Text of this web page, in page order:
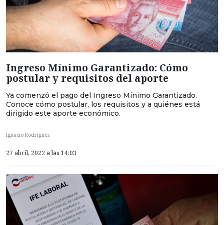
Ingreso Mínimo Garantizado: Cómo
postular y requisitos del aporte
Ya comenzó el pago del Ingreso Mínimo Garantizado.
Conoce cómo postular, los requisitos y a quiénes está
dirigido este aporte económico.
Ignacio Rodríguez
27 abril, 2022 a las 14:03